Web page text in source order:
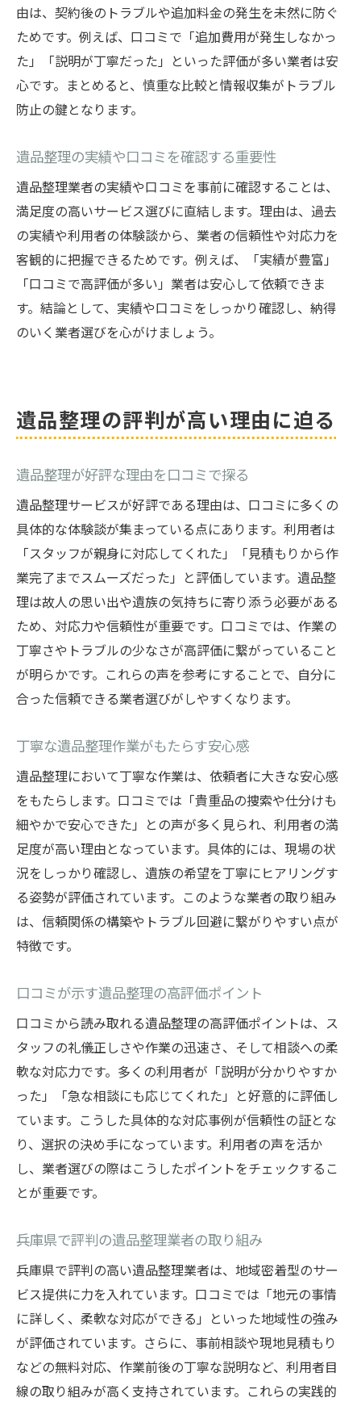
由は、契約後のトラブルや追加料金の発生を未然に防ぐ
ためです。例えば、口コミで「追加費用が発生しなかっ
た」「説明が丁寧だった」といった評価が多い業者は安
心です。まとめると、慎重な比較と情報収集がトラブル
防止の鍵となります。
遺品整理の実績や口コミを確認する重要性
遺品整理業者の実績や口コミを事前に確認することは、
満足度の高いサービス選びに直結します。理由は、過去
の実績や利用者の体験談から、業者の信頼性や対応力を
客観的に把握できるためです。例えば、「実績が豊富」
「口コミで高評価が多い」業者は安心して依頼できま
す。結論として、実績や口コミをしっかり確認し、納得
のいく業者選びを心がけましょう。
遺品整理の評判が高い理由に迫る
遺品整理が好評な理由を口コミで探る
遺品整理サービスが好評である理由は、口コミに多くの
具体的な体験談が集まっている点にあります。利用者は
「スタッフが親身に対応してくれた」「見積もりから作
業完了までスムーズだった」と評価しています。遺品整
理は故人の思い出や遺族の気持ちに寄り添う必要がある
ため、対応力や信頼性が重要です。口コミでは、作業の
丁寧さやトラブルの少なさが高評価に繋がっていること
が明らかです。これらの声を参考にすることで、自分に
合った信頼できる業者選びがしやすくなります。
丁寧な遺品整理作業がもたらす安心感
遺品整理において丁寧な作業は、依頼者に大きな安心感
をもたらします。口コミでは「貴重品の捜索や仕分けも
細やかで安心できた」との声が多く見られ、利用者の満
足度が高い理由となっています。具体的には、現場の状
況をしっかり確認し、遺族の希望を丁寧にヒアリングす
る姿勢が評価されています。このような業者の取り組み
は、信頼関係の構築やトラブル回避に繋がりやすい点が
特徴です。
口コミが示す遺品整理の高評価ポイント
口コミから読み取れる遺品整理の高評価ポイントは、ス
タッフの礼儀正しさや作業の迅速さ、そして相談への柔
軟な対応力です。多くの利用者が「説明が分かりやすか
った」「急な相談にも応じてくれた」と好意的に評価し
ています。こうした具体的な対応事例が信頼性の証とな
り、選択の決め手になっています。利用者の声を活か
し、業者選びの際はこうしたポイントをチェックするこ
とが重要です。
兵庫県で評判の遺品整理業者の取り組み
兵庫県で評判の高い遺品整理業者は、地域密着型のサー
ビス提供に力を入れています。口コミでは「地元の事情
に詳しく、柔軟な対応ができる」といった地域性の強み
が評価されています。さらに、事前相談や現地見積もり
などの無料対応、作業前後の丁寧な説明など、利用者目
線の取り組みが高く支持されています。これらの実践的